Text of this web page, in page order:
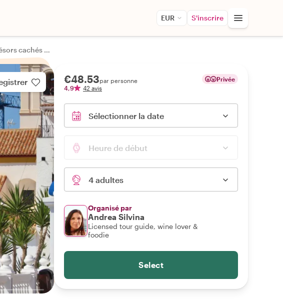
EUR S'inscrire
Les incontournables et trésors cachés de Benidorm
€48.53par personne
4,9
42 avis
Privée
Sélectionner la date
Heure de début
4 adultes
Organisé par
Andrea Silvina
Licensed tour guide, wine lover &
foodie
Select